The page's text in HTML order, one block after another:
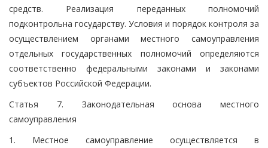
средств. Реализация переданных полномочий
подконтрольна государству. Условия и порядок контроля за
осуществлением органами местного самоуправления
отдельных государственных полномочий определяются
соответственно федеральными законами и законами
субъектов Российской Федерации.
Статья 7. Законодательная основа местного
самоуправления
1. Местное самоуправление осуществляется в